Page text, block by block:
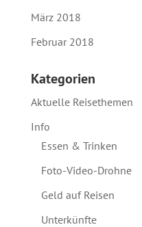
März 2018
Februar 2018
Kategorien
Aktuelle Reisethemen
Info
Essen & Trinken
Foto-Video-Drohne
Geld auf Reisen
Unterkünfte